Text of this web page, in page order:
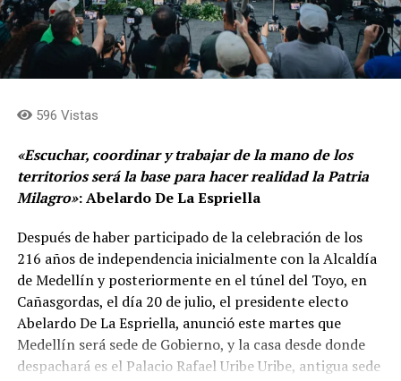
596 Vistas
«Escuchar, coordinar y trabajar de la mano de los
territorios será la base para hacer realidad la Patria
Milagro»: Abelardo De La Espriella
Después de haber participado de la celebración de los
216 años de independencia inicialmente con la Alcaldía
de Medellín y posteriormente en el túnel del Toyo, en
Cañasgordas, el día 20 de julio, el presidente electo
Abelardo De La Espriella, anunció este martes que
Medellín será sede de Gobierno, y la casa desde donde
despachará es el Palacio Rafael Uribe Uribe, antigua sede